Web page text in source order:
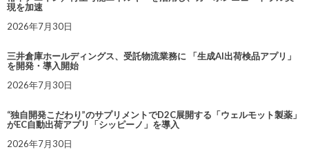
現を加速
2026年7月30日
三井倉庫ホールディングス、受託物流業務に 「生成AI出荷検品アプリ」
を開発・導入開始
2026年7月30日
“独自開発こだわり”のサプリメントでD2C展開する「ウェルモット製薬」
がEC自動出荷アプリ「シッピーノ」を導入
2026年7月30日